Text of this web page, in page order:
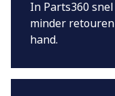
In Parts360
minder
hand.